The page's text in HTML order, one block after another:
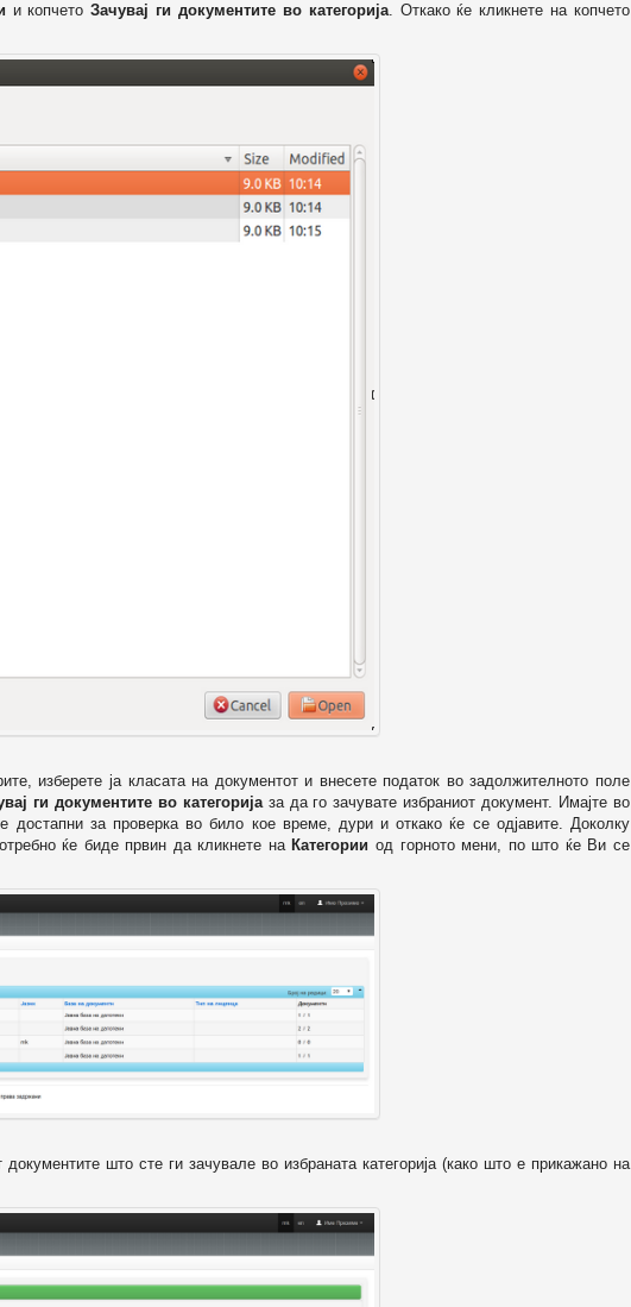
и копчетоЗачувај ги документите во категорија. Откако ќе кликнете на копчето
изберете ја класата на документот и внесете податок во задолжителното поле
ги документите во категоријаза да го зачувате избраниот документ. Имајте во
достапни за проверка во било кое време, дури и откако ќе се одјавите. Доколку
ќе биде првин да кликнете на Категории од горното мени, по што ќе Ви се
документите што сте ги зачувале во избраната категорија (како што е прикажано на